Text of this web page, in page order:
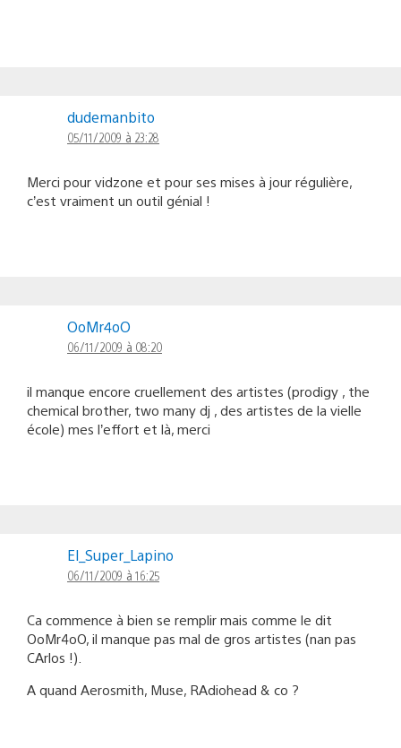
dudemanbito
05/11/2009 à 23:28
Merci pour vidzone et pour ses mises à jour régulière,
c’est vraiment un outil génial !
OoMr4oO
06/11/2009 à 08:20
il manque encore cruellement des artistes (prodigy , the
chemical brother, two many dj , des artistes de la vielle
école) mes l’effort et là, merci
El_Super_Lapino
06/11/2009 à 16:25
Ca commence à bien se remplir mais comme le dit
OoMr4oO, il manque pas mal de gros artistes (nan pas
CArlos !).
A quand Aerosmith, Muse, RAdiohead & co ?